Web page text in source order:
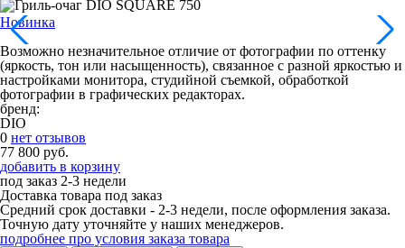
Новинка
Возможно незначительное отличие от фотографии по оттенку
(яркость, тон или насыщенность), связанное с разной яркостью и
настройками монитора, студийной съемкой, обработкой
фотографии в графических редакторах.
бренд:
DIO
0 нет отзывов
77 800 руб.
добавить в корзину
под заказ 2-3 недели
Доставка товара под заказ
Средний срок доставки - 2-3 недели, после оформления заказа.
Точную дату уточняйте у наших менеджеров.
подробнее про условия заказа товара